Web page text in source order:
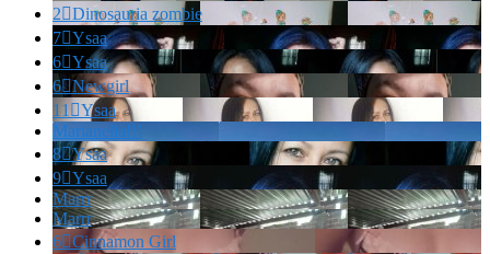
2Dinosauria zombie
7Ysaa
6Ysaa
6Newgirl
11 Ysaa
Marianella!!!
8Ysaa
9Ysaa
Marrr
Marrr
6Cinnamon Girl